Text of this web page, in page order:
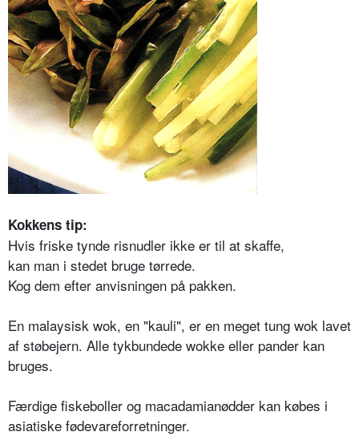
Kokkens tip:
Hvis friske tynde risnudler ikke er til at skaffe,
kan man i stedet bruge tørrede.
Kog dem efter anvisningen på pakken.
En malaysisk wok, en "kauli", er en meget tung wok lavet
af støbejern. Alle tykbundede wokke eller pander kan
bruges.
Færdige fiskeboller og macadamianødder kan købes i
asiatiske fødevareforretninger.